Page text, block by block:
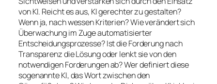
von KI. Reicht es aus, KI gerechter zu gestalten?
Wenn ja, nach wessen Kriterien? Wie verändert sich
Überwachung im Zuge automatisierter
Entscheidungsprozesse? Ist die Forderung nach
Transparenz die Lösung oder lenkt sie von den
notwendigen Forderungen ab? Wer definiert diese
sogenannte KI, das Wort zwischen den